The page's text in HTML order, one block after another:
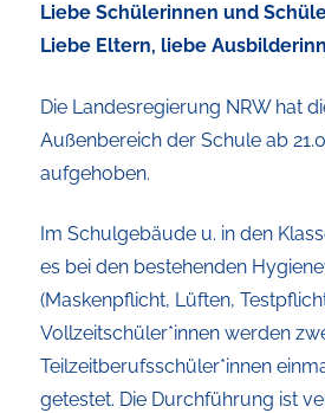
Liebe Schülerinnen und
Liebe Eltern, liebe
Die Landesregierung NRW hat
Außenbereich der Schule ab
aufgehoben.
Im Schulgebäude u. in den
es bei den bestehenden
(Maskenpflicht, Lüften,
Vollzeitschüler*innen werden
Teilzeitberufsschüler*innen
getestet. Die Durchführung ist